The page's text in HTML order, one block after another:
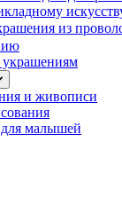
из
украшениям
и живописи
малышей